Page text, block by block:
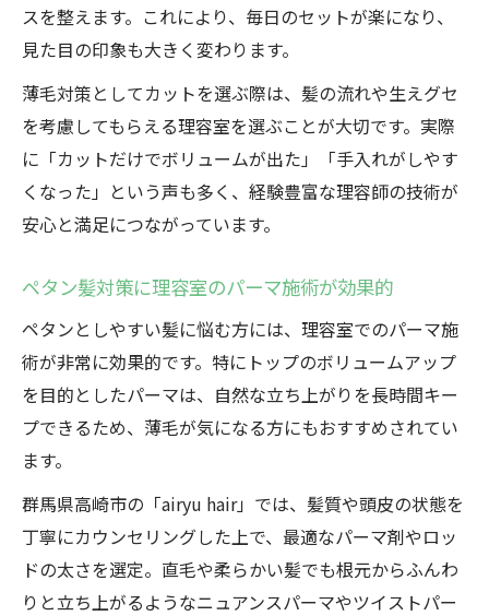
スを整えます。これにより、毎日のセットが楽になり、
見た目の印象も大きく変わります。
薄毛対策としてカットを選ぶ際は、髪の流れや生えグセ
を考慮してもらえる理容室を選ぶことが大切です。実際
に「カットだけでボリュームが出た」「手入れがしやす
くなった」という声も多く、経験豊富な理容師の技術が
安心と満足につながっています。
ペタン髪対策に理容室のパーマ施術が効果的
ペタンとしやすい髪に悩む方には、理容室でのパーマ施
術が非常に効果的です。特にトップのボリュームアップ
を目的としたパーマは、自然な立ち上がりを長時間キー
プできるため、薄毛が気になる方にもおすすめされてい
ます。
群馬県高崎市の「airyu hair」では、髪質や頭皮の状態を
丁寧にカウンセリングした上で、最適なパーマ剤やロッ
ドの太さを選定。直毛や柔らかい髪でも根元からふんわ
りと立ち上がるようなニュアンスパーマやツイストパー